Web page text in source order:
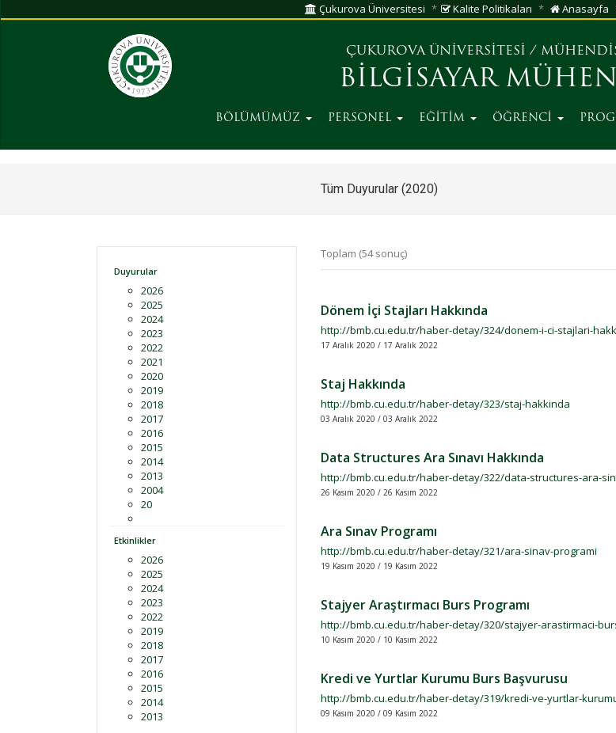
Çukurova Üniversitesi Kalite Politikaları Anasayfa
ÇUKUROVA ÜNİVERSİTESİ /
BİLGİSAYAR
BÖLÜMÜMÜZ PERSONEL EĞİTİM ÖĞRENCİ
Tüm Duyurular (2020)
Duyurular
2026
2025
2024
2023
2022
2021
2020
2019
2018
2017
2016
2015
2014
2013
2004
20
Etkinlikler
2026
2025
2024
2023
2022
2019
2018
2017
2016
2015
2014
2013
Toplam (54 sonuç)
Dönem İçi Stajları Hakkında
http://bmb.cu.edu.tr/haber-detay/324/donem-i-ci-stajlari-
17 Aralık 2020 / 17 Aralık 2022
Staj Hakkında
http://bmb.cu.edu.tr/haber-detay/323/staj-hakkinda
03 Aralık 2020 / 03 Aralık 2022
Data Structures Ara Sınavı Hakkında
http://bmb.cu.edu.tr/haber-detay/322/data-structures-ara-
26 Kasım 2020 / 26 Kasım 2022
Ara Sınav Programı
http://bmb.cu.edu.tr/haber-detay/321/ara-sinav-programi
19 Kasım 2020 / 19 Kasım 2022
Stajyer Araştırmacı Burs Programı
http://bmb.cu.edu.tr/haber-detay/320/stajyer-arastirmaci-
10 Kasım 2020 / 10 Kasım 2022
Kredi ve Yurtlar Kurumu Burs Başvurusu
http://bmb.cu.edu.tr/haber-detay/319/kredi-ve-yurtlar-
09 Kasım 2020 / 09 Kasım 2022